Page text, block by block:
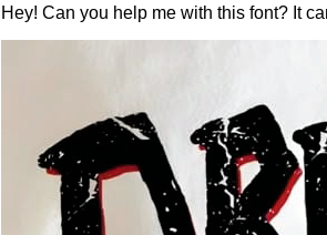
Hey! Can you help me with this font? It